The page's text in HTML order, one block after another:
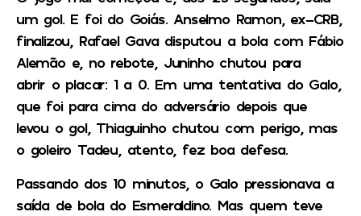
um gol. E foi do Goiás. Anselmo Ramon, ex-CRB,
finalizou, Rafael Gava disputou a bola com Fábio
Alemão e, no rebote, Juninho chutou para
abrir o placar: 1 a 0. Em uma tentativa do Galo,
que foi para cima do adversário depois que
levou o gol, Thiaguinho chutou com perigo, mas
o goleiro Tadeu, atento, fez boa defesa.
Passando dos 10 minutos, o Galo pressionava a
saída de bola do Esmeraldino. Mas quem teve